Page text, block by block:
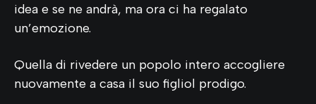
idea e se ne andrà, ma ora ci ha regalato
un’emozione.
Quella di rivedere un popolo intero accogliere
nuovamente a casa il suo figliol prodigo.